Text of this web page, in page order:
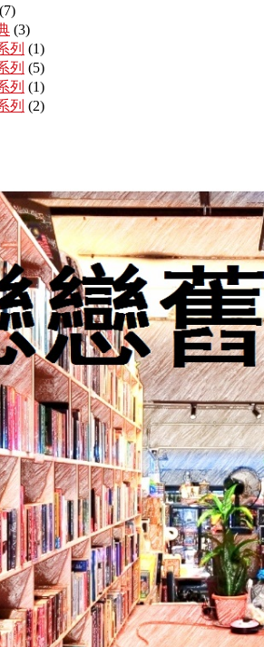
(7)
(3)
列 (1)
列 (5)
列 (1)
列 (2)